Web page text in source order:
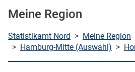
Meine Region
Statistikamt Nord > Meine Region
> Hamburg-Mitte (Auswahl) >